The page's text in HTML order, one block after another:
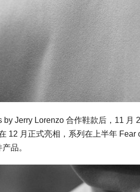
Jerry Lorenzo 合作鞋款后，11 月
12 月正式亮相，系列在上半年
品。